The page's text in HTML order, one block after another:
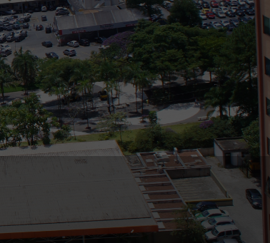
Comentários
Arquivos
agosto 2026
julho 2026
abril 2026
novembro 2025